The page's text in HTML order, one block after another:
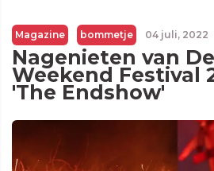
Magazine bommetje 04 juli, 2022
Nagenieten van
Weekend Festival
'The Endshow'